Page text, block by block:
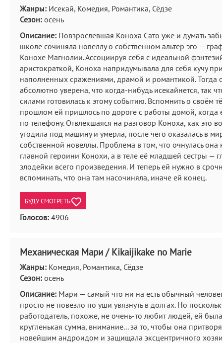
Жанры: Исекай, Комедия, Романтика, Сёдзе
Сезон: осень
Описание: Повзрослевшая Коноха Сато уже и думать
школе сочиняла новеллу о собственном альтер эго —
Конохе Магнолии. Ассоциируя себя с идеальной
аристократкой, Коноха напридумывала для себя кучу
наполненных сражениями, драмой и романтикой. Тогда
абсолютно уверена, что когда-нибудь исекайнется, так
силами готовилась к этому событию. Вспомнить о своём
прошлом ей пришлось по дороге с работы домой, когда
по телефону. Отвлекшаяся на разговор Коноха, как это
угодила под машину и умерла, после чего оказалась в
собственной новеллы. Проблема в том, что очнулась она
главной героини Конохи, а в теле её младшей сестры —
злодейки всего произведения. И теперь ей нужно в
вспоминать, что она там насочиняла, иначе ей конец.
БУДУ СМОТРЕТЬ
Голосов: 4906
Механическая Мари / Kikaijikake no Marie
Жанры: Комедия, Романтика, Сёдзе
Сезон: осень
Описание: Мари — самый что ни на есть обычный
просто не повезло по уши увязнуть в долгах. Но
работодатель, похоже, не очень-то любит людей, ей
кругленькая сумма, внимание... за то, чтобы она
новейшим андроидом и защищала эксцентричного